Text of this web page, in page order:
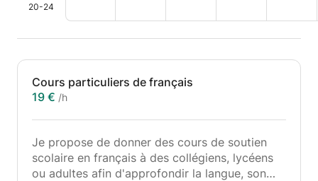
20-24
Cours particuliers de français
19 € /h
Je propose de donner des cours de soutien
scolaire en français à des collégiens, lycéens
ou adultes afin d'approfondir la langue, son